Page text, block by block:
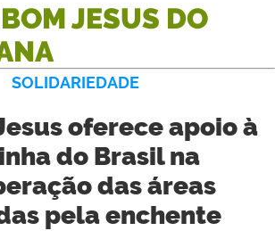
BOM JESUS DO
SOLIDARIEDADE
oferece apoio à
do Brasil na
das áreas
pela enchente